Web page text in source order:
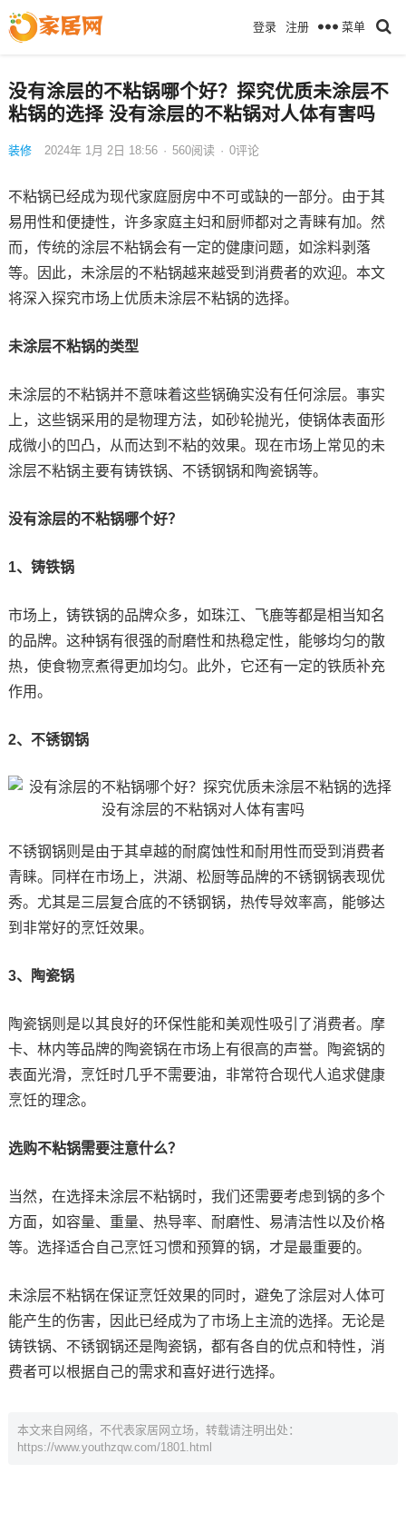
登录 注册 菜单
没有涂层的不粘锅哪个好？探究优质未涂层不
粘锅的选择 没有涂层的不粘锅对人体有害吗
装修 2024年 1月 2日 18:56 · 560阅读 · 0评论
不粘锅已经成为现代家庭厨房中不可或缺的一部分。由于其
易用性和便捷性，许多家庭主妇和厨师都对之青睐有加。然
而，传统的涂层不粘锅会有一定的健康问题，如涂料剥落
等。因此，未涂层的不粘锅越来越受到消费者的欢迎。本文
将深入探究市场上优质未涂层不粘锅的选择。
未涂层不粘锅的类型
未涂层的不粘锅并不意味着这些锅确实没有任何涂层。事实
上，这些锅采用的是物理方法，如砂轮抛光，使锅体表面形
成微小的凹凸，从而达到不粘的效果。现在市场上常见的未
涂层不粘锅主要有铸铁锅、不锈钢锅和陶瓷锅等。
没有涂层的不粘锅哪个好？
1、铸铁锅
市场上，铸铁锅的品牌众多，如珠江、飞鹿等都是相当知名
的品牌。这种锅有很强的耐磨性和热稳定性，能够均匀的散
热，使食物烹煮得更加均匀。此外，它还有一定的铁质补充
作用。
2、不锈钢锅
不锈钢锅则是由于其卓越的耐腐蚀性和耐用性而受到消费者
青睐。同样在市场上，洪湖、松厨等品牌的不锈钢锅表现优
秀。尤其是三层复合底的不锈钢锅，热传导效率高，能够达
到非常好的烹饪效果。
3、陶瓷锅
陶瓷锅则是以其良好的环保性能和美观性吸引了消费者。摩
卡、林内等品牌的陶瓷锅在市场上有很高的声誉。陶瓷锅的
表面光滑，烹饪时几乎不需要油，非常符合现代人追求健康
烹饪的理念。
选购不粘锅需要注意什么？
当然，在选择未涂层不粘锅时，我们还需要考虑到锅的多个
方面，如容量、重量、热导率、耐磨性、易清洁性以及价格
等。选择适合自己烹饪习惯和预算的锅，才是最重要的。
未涂层不粘锅在保证烹饪效果的同时，避免了涂层对人体可
能产生的伤害，因此已经成为了市场上主流的选择。无论是
铸铁锅、不锈钢锅还是陶瓷锅，都有各自的优点和特性，消
费者可以根据自己的需求和喜好进行选择。
本文来自网络，不代表家居网立场，转载请注明出处：
https://www.youthzqw.com/1801.html